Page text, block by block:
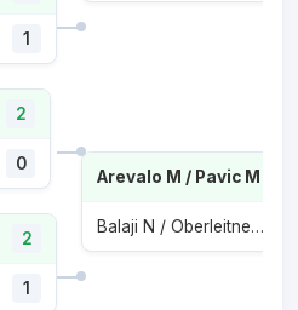
1
2
0
2
1
Arevalo M / Pavic M
Balaji N / Oberleitner N